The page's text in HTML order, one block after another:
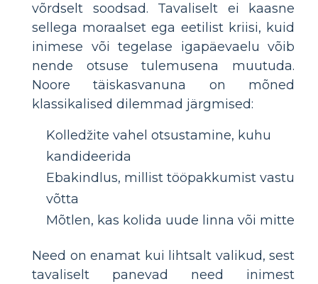
võrdselt soodsad. Tavaliselt ei kaasne
sellega moraalset ega eetilist kriisi, kuid
inimese või tegelase igapäevaelu võib
nende otsuse tulemusena muutuda.
Noore täiskasvanuna on mõned
klassikalised dilemmad järgmised:
Kolledžite vahel otsustamine, kuhu
kandideerida
Ebakindlus, millist tööpakkumist vastu
võtta
Mõtlen, kas kolida uude linna või mitte
Need on enamat kui lihtsalt valikud, sest
tavaliselt panevad need inimest